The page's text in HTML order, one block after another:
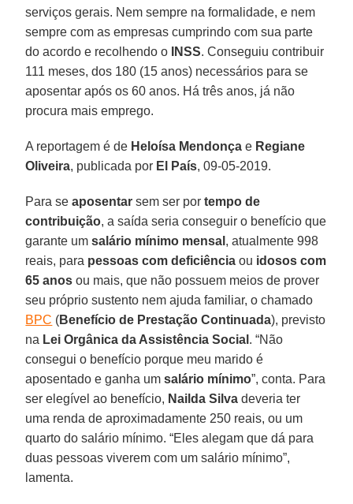
serviços gerais. Nem sempre na formalidade, e nem
sempre com as empresas cumprindo com sua parte
do acordo e recolhendo o
INSS. Conseguiu contribuir
111 meses, dos 180 (15 anos) necessários para se
aposentar após os 60 anos. Há três anos, já não
procura mais emprego.
A reportagem é de Heloísa Mendonça e Regiane
Oliveira, publicada por El País, 09-05-2019.
Para seaposentarsem ser por tempo de
contribuição, a saída seria conseguir o benefício que
garante umsalário mínimo mensal , atualmente 998
reais, para pessoas com deficiência ou idosos com
65 anos ou mais, que não possuem meios de prover
seu próprio sustento nem ajuda familiar, o chamado
BPC (Benefício de Prestação Continuada), previsto
na Lei Orgânica da Assistência Social . “Não
consegui o benefício porque meu marido é
aposentado e ganha umsalário mínimo”, conta. Para
ser elegível ao benefício, Nailda Silva deveria ter
uma renda de aproximadamente 250 reais, ou um
quarto do salário mínimo. “Eles alegam que dá para
duas pessoas viverem com um salário mínimo”,
lamenta.